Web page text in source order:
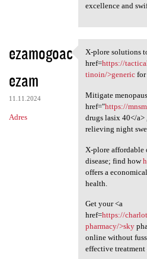
excellence and
ezamogoac
ezam
11.11.2024
Adres
X-plore
X-plore solutions
href=https://
tinoin/>genericfor
Mitigate
href="https://
drugs lasix 40</a>
relieving night
X-plore affordable
disease; find how
offers a
health.
Get your <a
href=https://
pharmacy/>sky
online without
effective